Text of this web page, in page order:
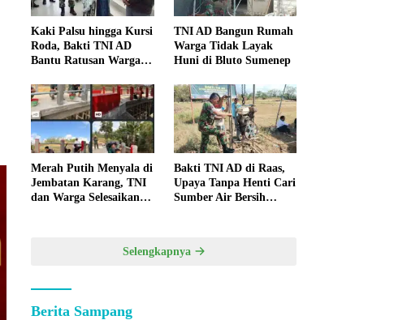
Kaki Palsu hingga Kursi
Roda, Bakti TNI AD
Bantu Ratusan Warga
TNI AD Bangun Rumah
Warga Tidak Layak
Huni di Bluto Sumenep
Merah Putih Menyala di
Jembatan Karang, TNI
dan Warga Selesaikan
Bakti TNI AD di Raas,
Upaya Tanpa Henti Cari
Sumber Air Bersih
Selengkapnya
Berita Sampang